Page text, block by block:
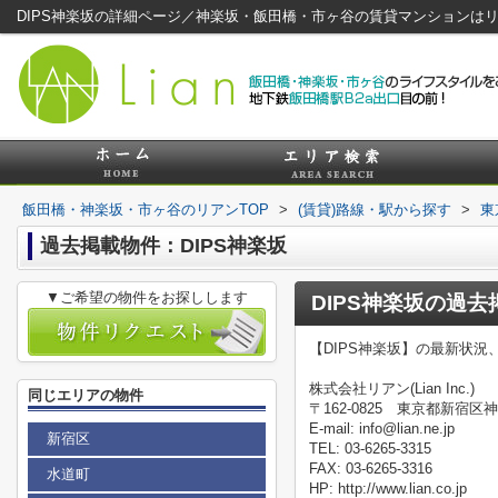
DIPS神楽坂の詳細ページ／神楽坂・飯田橋・市ヶ谷の賃貸マンションは
飯田橋・神楽坂・市ヶ谷のリアンTOP > (賃貸)路線・駅から探す > 東
過去掲載物件：DIPS神楽坂
DIPS神楽坂の過去
【DIPS神楽坂】の最新状
株式会社リアン(Lian Inc.)
〒162-0825 東京都新宿区
E-mail: info@lian.ne.jp
TEL: 03-6265-3315
FAX: 03-6265-3316
HP: http://www.lian.co.jp
▼ご希望の物件をお探しします
同じエリアの物件
新宿区
水道町